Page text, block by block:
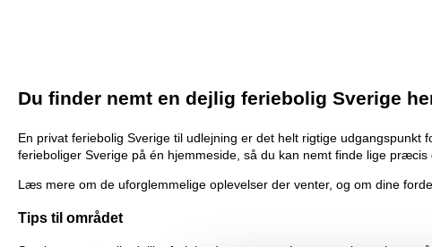
Du finder nemt en dejlig feriebolig Sverige
En privat feriebolig Sverige til udlejning er det helt rigtige
ferieboliger Sverige på én hjemmeside, så du kan nemt finde lige
Læs mere om de uforglemmelige oplevelser der venter, og om dine
Tips til området